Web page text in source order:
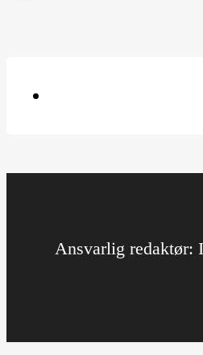
Ansvarlig redaktør: